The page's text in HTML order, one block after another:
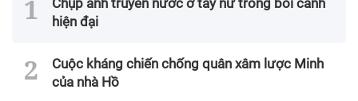
Chụp ảnh truyền nước ở tay nữ trong bối cảnh
hiện đại
Cuộc kháng chiến chống quân xâm lược Minh
của nhà Hồ